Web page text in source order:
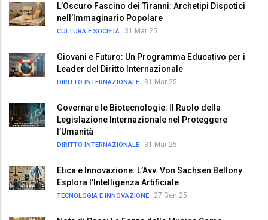
L’Oscuro Fascino dei Tiranni: Archetipi Dispotici
nell’Immaginario Popolare
CULTURA E SOCIETÀ 31 Mar 25
Giovani e Futuro: Un Programma Educativo per i
Leader del Diritto Internazionale
DIRITTO INTERNAZIONALE 31 Mar 25
Governare le Biotecnologie: Il Ruolo della
Legislazione Internazionale nel Proteggere
l’Umanità
DIRITTO INTERNAZIONALE 31 Mar 25
Etica e Innovazione: L’Avv. Von Sachsen Bellony
Esplora l’Intelligenza Artificiale
TECNOLOGIA E INNOVAZIONE 27 Gen 25